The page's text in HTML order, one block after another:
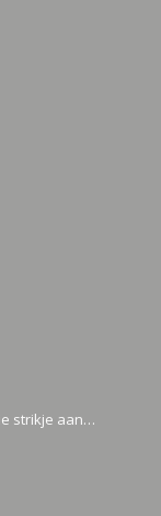
strikje aan…